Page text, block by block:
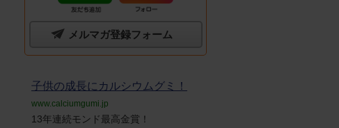
メルマガ登録フォーム
子供の成長にカルシウムグミ！
www.calciumgumi.jp
13年連続モンド最高金賞！